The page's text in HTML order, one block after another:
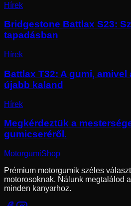
Hírek
Bridgestone Battlax S23:
tapadásban
Hírek
Battlax T32: A gumi,
újabb kaland
Hírek
Megkérdeztük a
gumicseréről.
MotorgumiShop
Prémium motorgumik széles
motorosoknak. Nálunk megtalálod
minden kanyarhoz.